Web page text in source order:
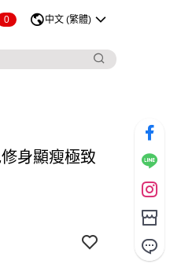
0 中文 (繁體)
身顯瘦極致